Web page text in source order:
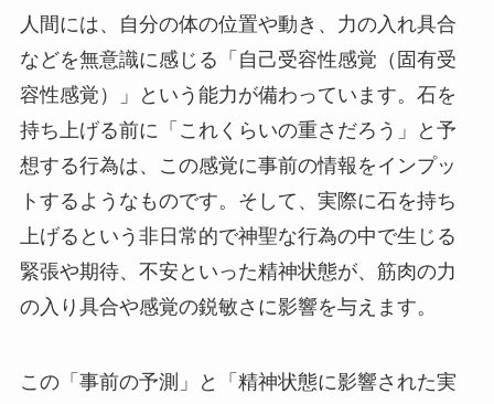
人間には、自分の体の位置や動き、力の入れ具合
などを無意識に感じる「自己受容性感覚（固有受
容性感覚）」という能力が備わっています。石を
持ち上げる前に「これくらいの重さだろう」と予
想する行為は、この感覚に事前の情報をインプッ
トするようなものです。そして、実際に石を持ち
上げるという非日常的で神聖な行為の中で生じる
緊張や期待、不安といった精神状態が、筋肉の力
の入り具合や感覚の鋭敏さに影響を与えます。
この「事前の予測」と「精神状態に影響された実